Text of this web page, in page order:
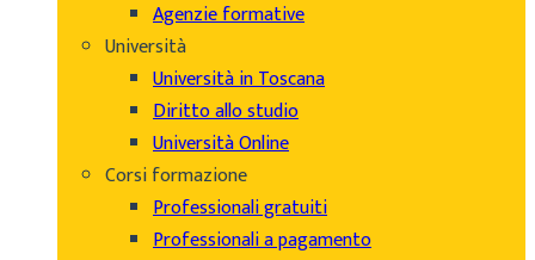
Agenzie formative
Università
Università in Toscana
Diritto allo studio
Università Online
Corsi formazione
Professionali gratuiti
Professionali a pagamento